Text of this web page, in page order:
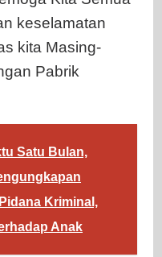
keselamatan
kita Masing-
Pabrik
Satu Bulan,
Kriminal,
Anak